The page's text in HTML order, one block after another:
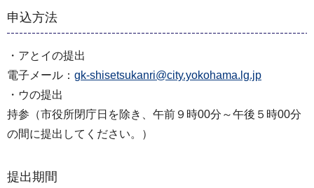
申込方法
・アとイの提出
電子メール： gk-shisetsukanri@city.yokohama.lg.jp
・ウの提出
持参（市役所閉庁日を除き、午前９時00分～午後５時00分
の間に提出してください。）
提出期間